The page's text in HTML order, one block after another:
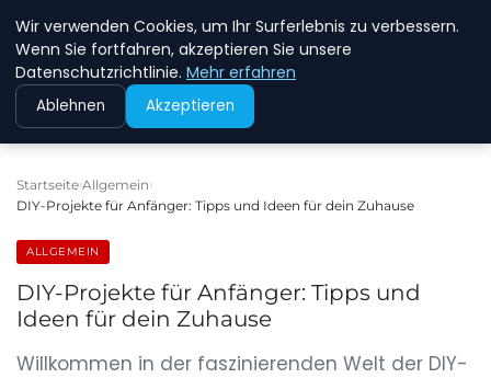
NEW ENERGY JOBS
Startseite Allgemein
DIY-Projekte für Anfänger: Tipps und Ideen für dein Zuhause
ALLGEMEIN
DIY-Projekte für Anfänger: Tipps und
Ideen für dein Zuhause
Willkommen in der faszinierenden Welt der DIY-
Wir verwenden Cookies, um Ihr Surferlebnis zu verbessern.
Wenn Sie fortfahren, akzeptieren Sie unsere
Datenschutzrichtlinie. Mehr erfahren
Ablehnen Akzeptieren